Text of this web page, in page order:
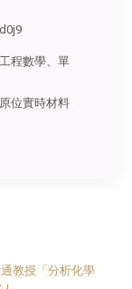
程數學、單
位實時材料
教授「分析化學